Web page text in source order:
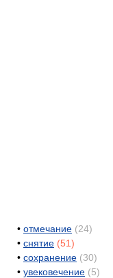
• отмечание (24)
• снятие (51)
• сохранение (30)
• увековечение (5)